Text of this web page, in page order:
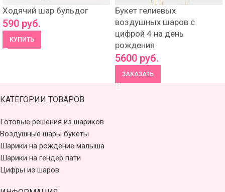
Ходячий шар бульдог
590 руб.
КУПИТЬ
Букет гелиевых
воздушных шаров с
цифрой 4 на день
рождения
5600 руб.
ЗАКАЗАТЬ
КАТЕГОРИИ ТОВАРОВ
Готовые решения из шариков
Воздушные шары букеты
Шарики на рождение малыша
Шарики на гендер пати
Цифры из шаров